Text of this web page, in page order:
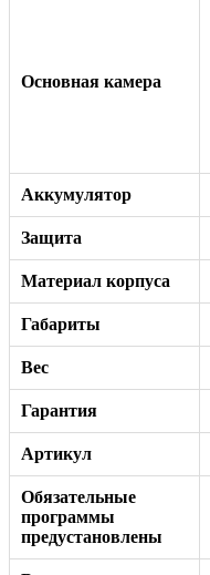
Основная камера
Аккумулятор
Защита
Материал корпуса
Габариты
Вес
Гарантия
Артикул
Обязательные
программы
предустановлены